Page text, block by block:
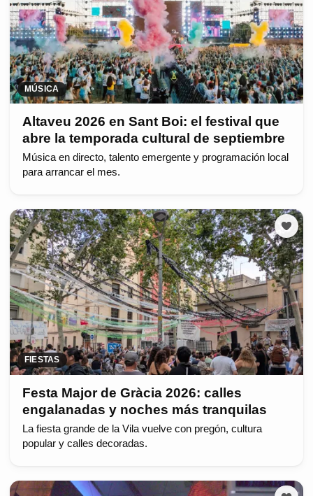
MÚSICA
Altaveu 2026 en Sant Boi: el festival que
abre la temporada cultural de septiembre
Música en directo, talento emergente y programación local
para arrancar el mes.
FIESTAS
Festa Major de Gràcia 2026: calles
engalanadas y noches más tranquilas
La fiesta grande de la Vila vuelve con pregón, cultura
popular y calles decoradas.